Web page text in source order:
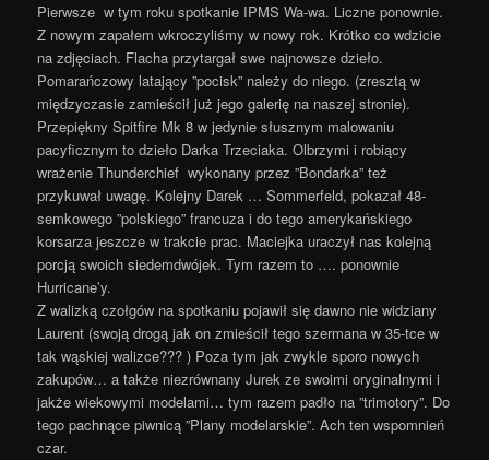
Pierwsze w tym roku spotkanie IPMS Wa-wa. Liczne ponownie.
Z nowym zapałem wkroczyliśmy w nowy rok. Krótko co wdzicie
na zdjęciach. Flacha przytargał swe najnowsze dzieło.
Pomarańczowy latający ”pocisk” należy do niego. (zresztą w
międzyczasie zamieścił już jego galerię na naszej stronie).
Przepiękny Spitfire Mk 8 w jedynie słusznym malowaniu
pacyficznym to dzieło Darka Trzeciaka. Olbrzymi i robiący
wrażenie Thunderchief wykonany przez ”Bondarka” też
przykuwał uwagę. Kolejny Darek … Sommerfeld, pokazał 48-
semkowego ”polskiego” francuza i do tego amerykańskiego
korsarza jeszcze w trakcie prac. Maciejka uraczył nas kolejną
porcją swoich siedemdwójek. Tym razem to …. ponownie
Hurricane’y.
Z walizką czołgów na spotkaniu pojawił się dawno nie widziany
Laurent (swoją drogą jak on zmieścił tego szermana w 35-tce w
tak wąskiej walizce??? ) Poza tym jak zwykle sporo nowych
zakupów… a także niezrównany Jurek ze swoimi oryginalnymi i
jakże wiekowymi modelami… tym razem padło na ”trimotory”. Do
tego pachnące piwnicą ”Plany modelarskie”. Ach ten wspomnień
czar.